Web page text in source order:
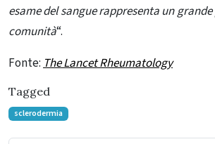
esame del sangue rappresenta un
comunità“.
Fonte:The Lancet Rheumatology
Tagged
sclerodermia